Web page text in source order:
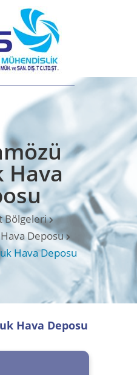
Hava
Bölgeleri
Deposu
Hava Deposu
Hava Deposu